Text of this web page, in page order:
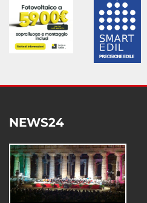
NEWS24